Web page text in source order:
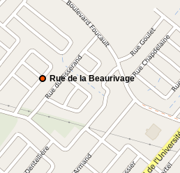
Rue de la Beaurivage